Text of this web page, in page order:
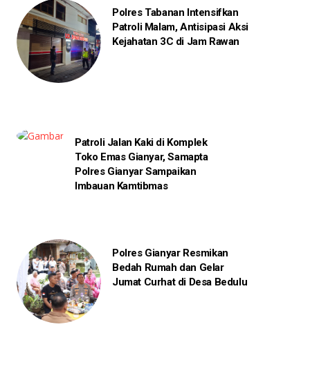
Polres Tabanan Intensifkan
Patroli Malam, Antisipasi Aksi
Kejahatan 3C di Jam Rawan
Patroli Jalan Kaki di Komplek
Toko Emas Gianyar, Samapta
Polres Gianyar Sampaikan
Imbauan Kamtibmas
Polres Gianyar Resmikan
Bedah Rumah dan Gelar
Jumat Curhat di Desa Bedulu